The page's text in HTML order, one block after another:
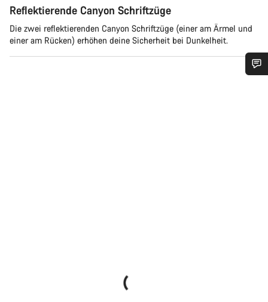
Reflektierende Canyon Schriftzüge
Die zwei reflektierenden Canyon Schriftzüge (einer am Ärmel und
einer am Rücken) erhöhen deine Sicherheit bei Dunkelheit.